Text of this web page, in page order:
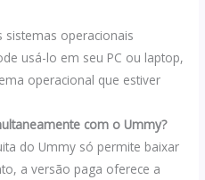
operacionais
usá-lo em seu PC ou laptop,
operacional que estiver
com o Ummy?
do Ummy só permite baixar
a versão paga oferece a